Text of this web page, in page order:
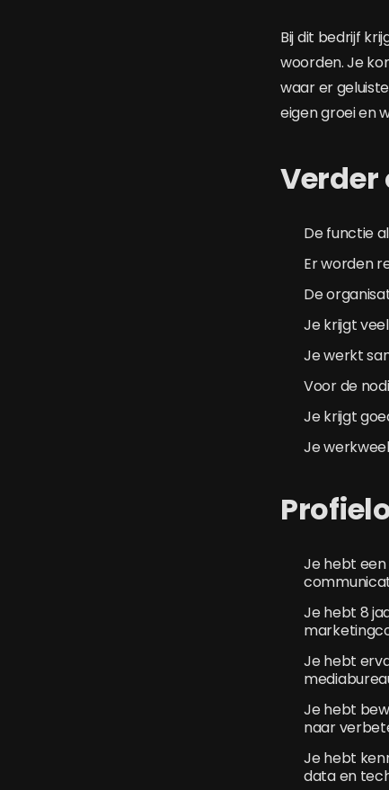
Bij dit bedrijf
woorden. Je
waar er
eigen groei en
Verder
De functie
Er worden
De
Je krijgt
Je werkt
Voor de
Je krijgt
Je
Je hebt
Je hebt 8
Je hebt
Je hebt
naar
Je hebt
data en